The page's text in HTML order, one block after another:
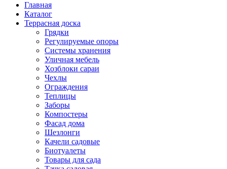
Главная
Каталог
Террасная доска
Грядки
Регулируемые опоры
Системы хранения
Уличная мебель
Хозблоки сараи
Чехлы
Ограждения
Теплицы
Заборы
Компостеры
Фасад дома
Шезлонги
Качели садовые
Биотуалеты
Товары для сада